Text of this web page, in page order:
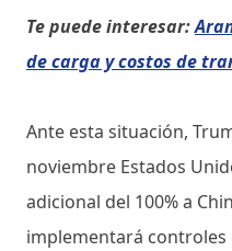
Te puede interesar:
de carga y costos de
Ante esta situación,
noviembre Estados
adicional del 100% a
implementará